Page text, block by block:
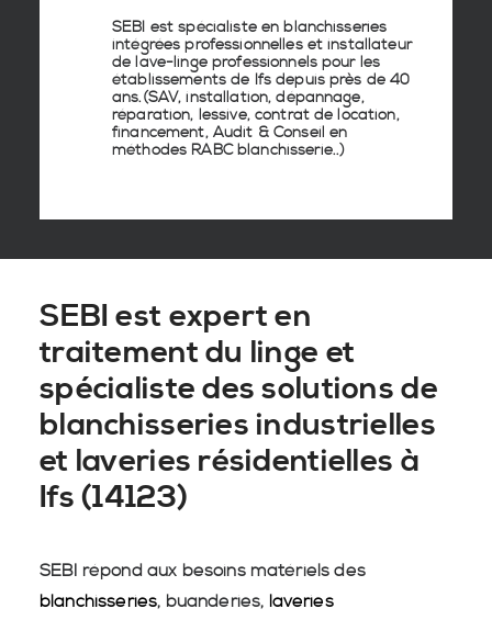
SEBI est spécialiste en blanchisseries
intégrées professionnellesetinstallateur
de lave-lingeprofessionnels pour les
établissements de Ifsdepuis près de 40
ans.(SAV, installation, dépannage,
réparation, lessive, contrat de location,
financement, Audit & Conseil en
méthodes RABC blanchisserie..)
SEBI est expert en
traitement du linge et
spécialiste des solutions de
blanchisseries industrielles
et laveries résidentielles à
Ifs (14123)
SEBI répond aux besoins matériels des
blanchisseries, buanderies, laveries